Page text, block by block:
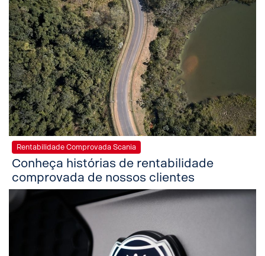
Rentabilidade Comprovada Scania
Conheça histórias de rentabilidade
comprovada de nossos clientes